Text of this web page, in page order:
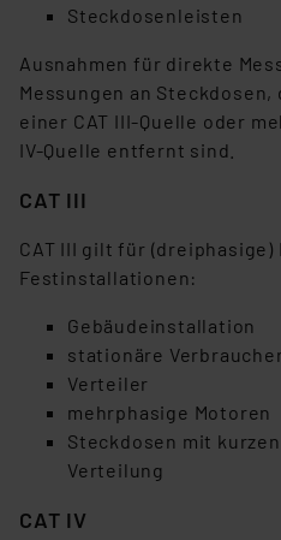
Steckdosenleisten
Ausnahmen für direkte
Messungen an Steckdosen,
einer CAT III-Quelle oder
IV-Quelle entfernt sind.
CAT III
CAT III gilt für (dreiphasige)
Festinstallationen:
Gebäudeinstallation
stationäre
Verteiler
mehrphasige Motoren
Steckdosen mit
Verteilung
CAT IV